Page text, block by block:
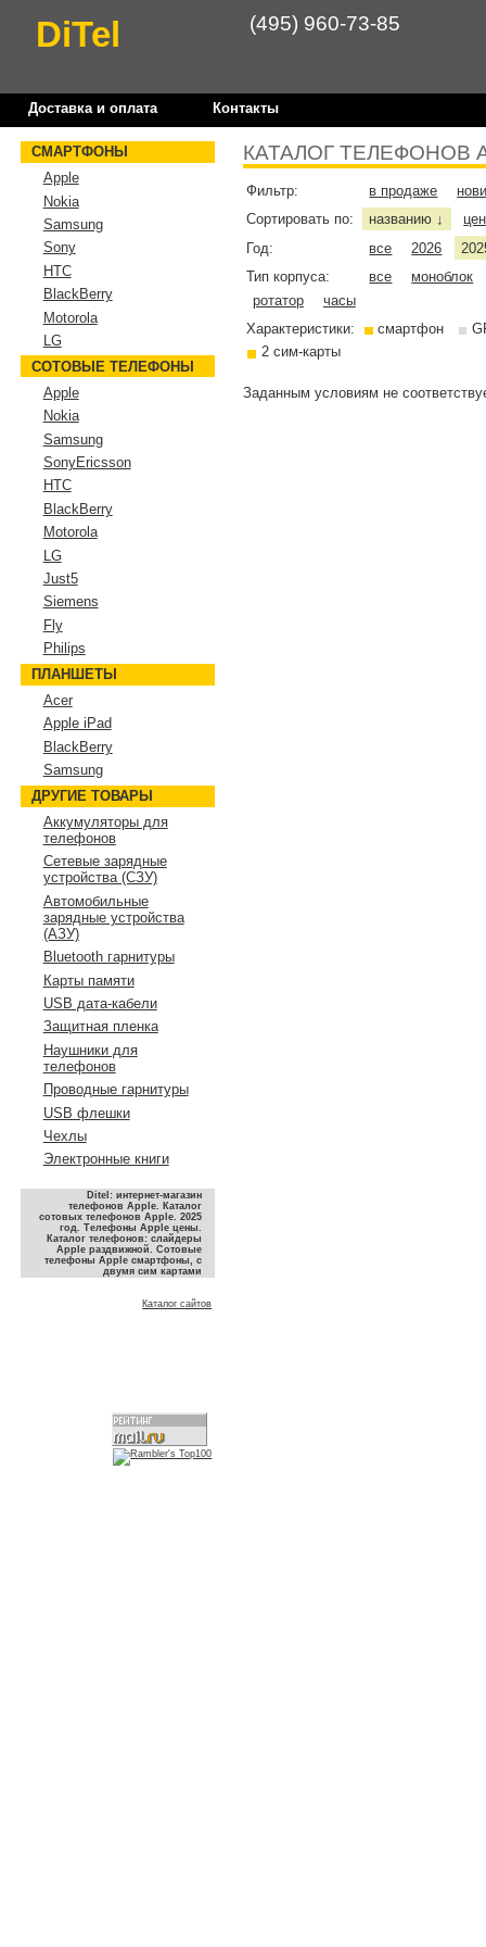
DiTel (495) 960-73-85
Доставка и оплата Контакты
КАТАЛОГ ТЕЛЕФОНОВ
Фильтр: в продаже
Сортировать по:
названию ↓
Год:
все 2026
Тип корпуса:
все
моноблок
ротатор
часы
Характеристики:
смартфон
2 сим-карты
Заданным условиям не
СМАРТФОНЫ
Apple
Nokia
Samsung
Sony
HTC
BlackBerry
Motorola
LG
СОТОВЫЕ ТЕЛЕФОНЫ
Apple
Nokia
Samsung
SonyEricsson
HTC
BlackBerry
Motorola
LG
Just5
Siemens
Fly
Philips
ПЛАНШЕТЫ
Acer
Apple iPad
BlackBerry
Samsung
ДРУГИЕ ТОВАРЫ
Аккумуляторы для
телефонов
Сетевые зарядные
устройства (СЗУ)
Автомобильные
зарядные устройства
(АЗУ)
Bluetooth гарнитуры
Карты памяти
USB дата-кабели
Защитная пленка
Наушники для
телефонов
Проводные гарнитуры
USB флешки
Чехлы
Электронные книги
Ditel: интернет-магазин
телефонов Apple. Каталог
сотовых телефонов Apple. 2025
год. Телефоны Apple цены.
Каталог телефонов: слайдеры
Apple раздвижной. Сотовые
телефоны Apple смартфоны, с
двумя сим картами
Каталог сайтов